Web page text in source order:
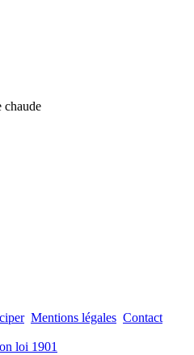
chaude
Mentions légales Contact
loi 1901